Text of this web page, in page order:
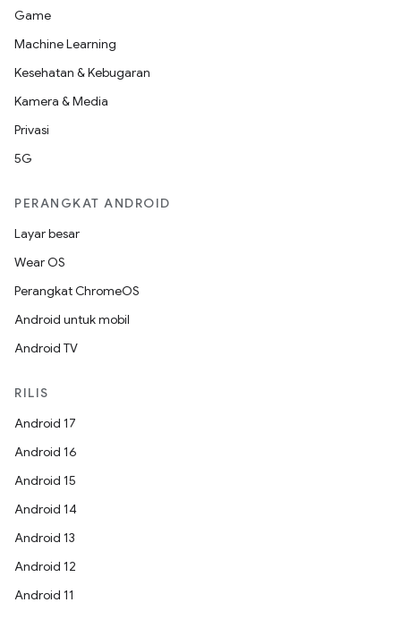
Game
Machine Learning
Kesehatan & Kebugaran
Kamera & Media
Privasi
5G
PERANGKAT ANDROID
Layar besar
Wear OS
Perangkat ChromeOS
Android untuk mobil
Android TV
RILIS
Android 17
Android 16
Android 15
Android 14
Android 13
Android 12
Android 11